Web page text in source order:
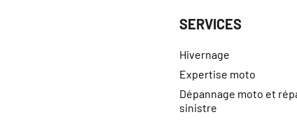
SERVICES
Hivernage
Expertise moto
Dépannage moto et
sinistre